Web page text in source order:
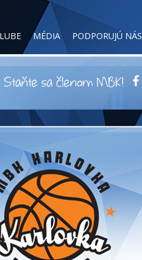
MÉDIA PODPORUJÚ NÁS